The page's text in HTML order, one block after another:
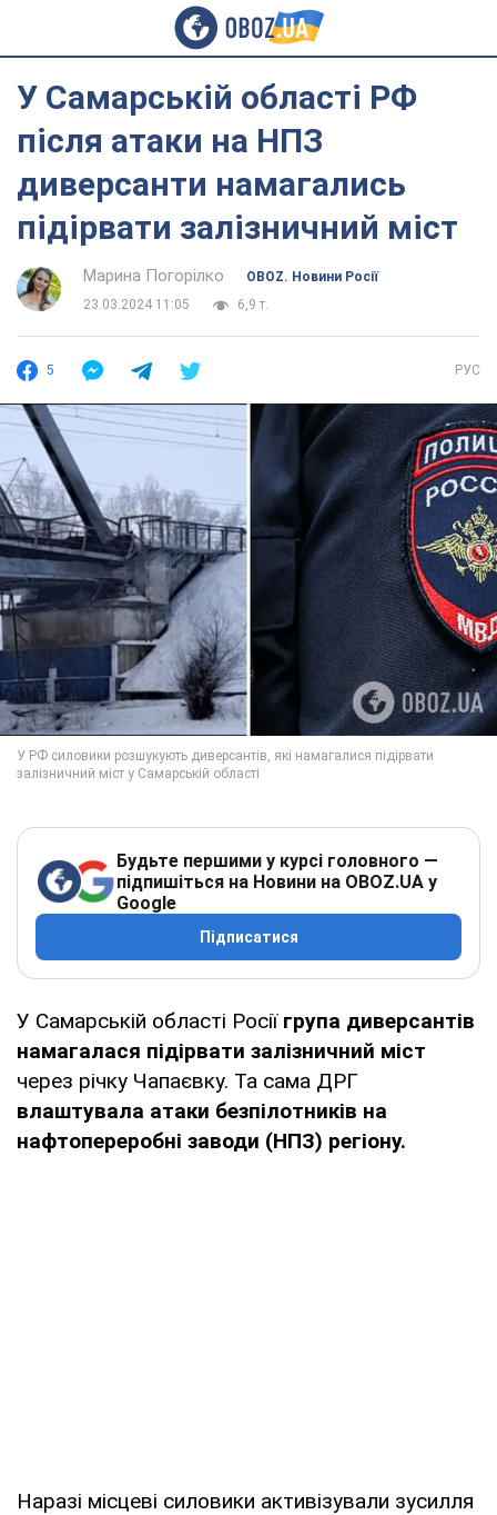
У Самарській області РФ
після атаки на НПЗ
диверсанти намагались
підірвати залізничний міст
Марина Погорілко
OBOZ. Новини Росії
23.03.2024 11:05
6,9 т.
5 РУС
Будьте першими у курсі головного —
підпишіться на Новини на OBOZ.UA у
Google
Підписатися
У Самарській області Росії група диверсантів
намагалася підірвати залізничний міст
через річку Чапаєвку. Та сама ДРГ
влаштувала атаки безпілотників на
нафтопереробні заводи (НПЗ) регіону.
Наразі місцеві силовики активізували зусилля